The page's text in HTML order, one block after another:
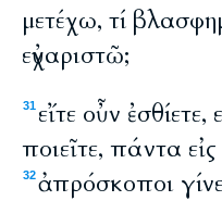
μετέχω, τί
εὐχαριστῶ;
31 εἴτε οὖν ἐσθίετε,
ποιεῖτε, πάντα
32ἀπρόσκοποι